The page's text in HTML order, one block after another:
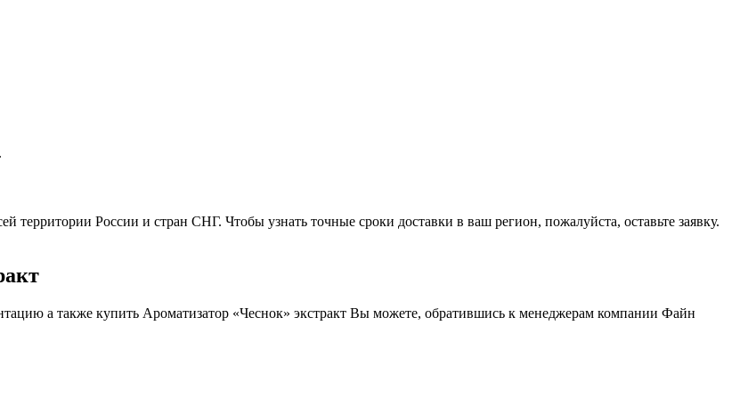
территории России и стран СНГ. Чтобы узнать точные сроки доставки в ваш регион, пожалуйста, оставьте заявку.
а также купить Ароматизатор «Чеснок» экстракт Вы можете, обратившись к менеджерам компании Файн